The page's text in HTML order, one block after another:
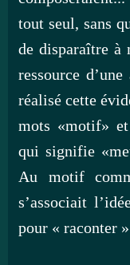
tout seul, sans
de disparaître à
ressource
réalisé cette
mots «motif»
qui signifie
Au motif
s’associait
pour « raconter